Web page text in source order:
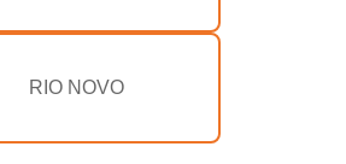
RIO NOVO